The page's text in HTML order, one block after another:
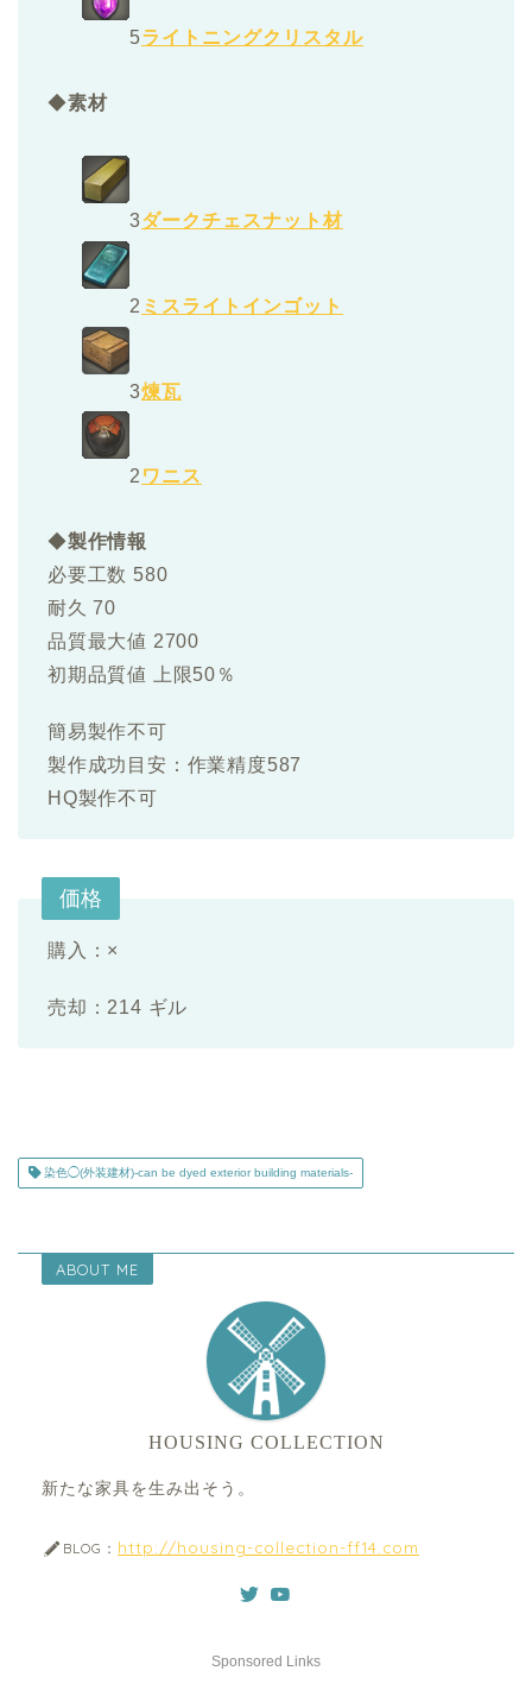
5ライトニングクリスタル
◆素材
3ダークチェスナット材
2 ミスライトインゴット
3煉瓦
2 ワニス
◆製作情報
必要工数 580
耐久 70
品質最大値 2700
初期品質値 上限50％
簡易製作不可
製作成功目安：作業精度587
HQ製作不可
価格
購入：×
売却：214 ギル
染色◯(外装建材)-can be dyed exterior building materials-
ABOUT ME
HOUSING COLLECTION
新たな家具を生み出そう。
BLOG： http://housing-collection-ff14.com
Sponsored Links